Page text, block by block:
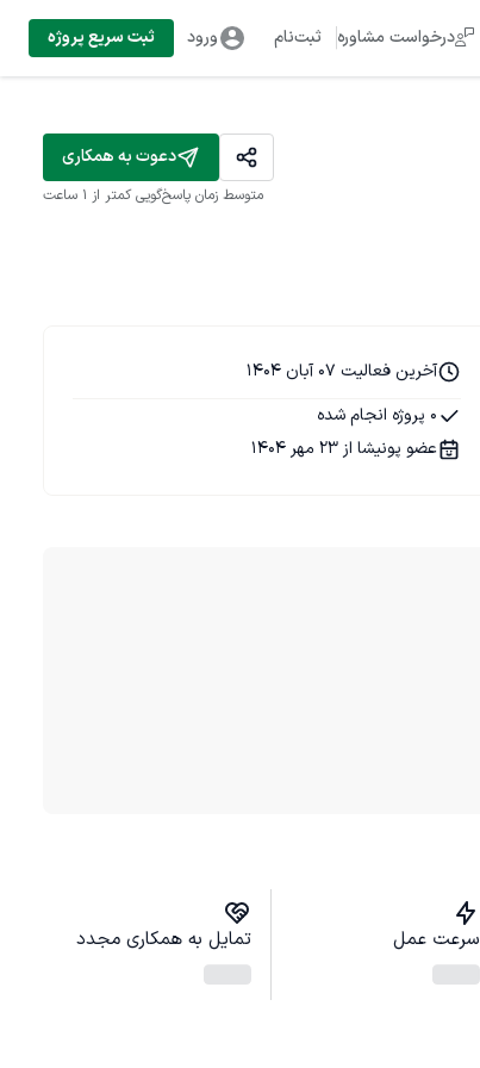
درخواست مشاوره ثبت‌نام ورود ثبت سریع پروژه
دعوت به همکاری
متوسط زمان پاسخ‌گویی کمتر از 1 ساعت
آخرین فعالیت 07 آبان 1404
0 پروژه انجام شده
عضو پونیشا از 23 مهر 1404
سرعت عمل تمایل به همکاری مجدد